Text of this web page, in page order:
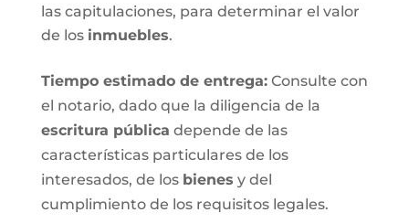
las capitulaciones, para determinar el valor
de los inmuebles.
Tiempo estimado de entrega:Consulte con
el notario, dado que la diligencia de la
escritura pública depende de las
características particulares de los
interesados, de los bienes y del
cumplimiento de los requisitos legales.